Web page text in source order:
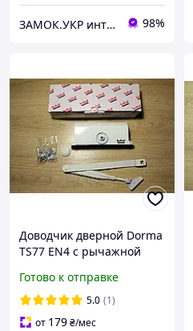
ЗАМОК.УКР интернет-магазин замков и фурнитуры 98%
Доводчик дверной Dorma
TS77 EN4 с рычажной
Готово к отправке
5.0 (1)
от 179₴/мес